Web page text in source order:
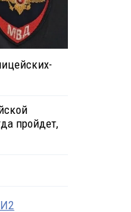
пройдет,